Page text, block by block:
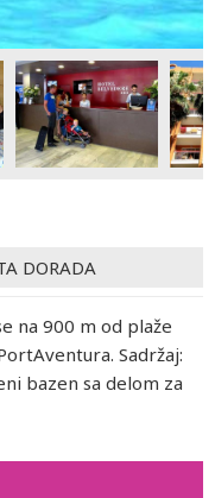
DORADA
na 900 m od plaže
Sadržaj:
bazen sa delom za